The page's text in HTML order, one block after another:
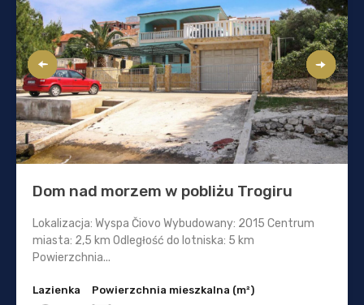
Dom nad morzem w pobliżu Trogiru
Lokalizacja: Wyspa Čiovo Wybudowany: 2015 Centrum
miasta: 2,5 km Odległość do lotniska: 5 km
Powierzchnia...
Lazienka
Powierzchnia mieszkalna (m²)